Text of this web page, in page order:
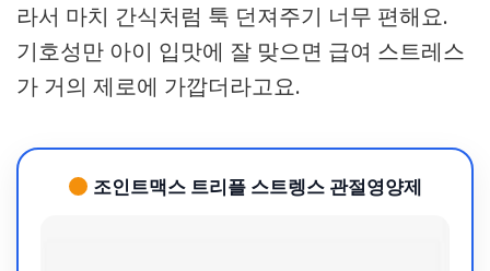
라서 마치 간식처럼 툭 던져주기 너무 편해요.
기호성만 아이 입맛에 잘 맞으면 급여 스트레스
가 거의 제로에 가깝더라고요.
조인트맥스 트리플 스트렝스 관절영양제